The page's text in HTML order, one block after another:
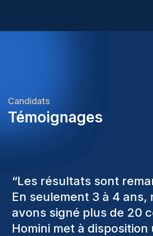
Candidats
Témoignages
“Les consultants Homini
toujours pris en
divers critères pour nous
les bons candidats.